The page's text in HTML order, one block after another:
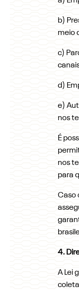
b)
meio
c)
d)
e)
nos
É
nos
para
Caso
4.
A Lei